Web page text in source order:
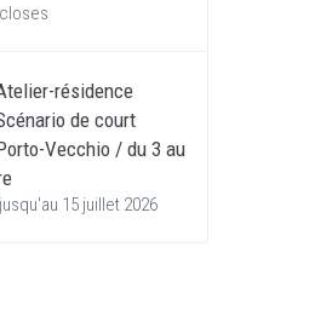
résidence
de court
Vecchio / du 3 au
15 juillet 2026